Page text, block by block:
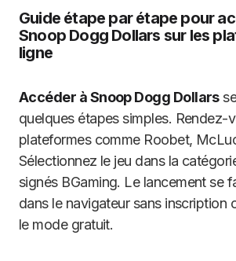
Guide étape par étape pour
Snoop Dogg Dollars sur les
ligne
Accéder à Snoop Dogg Dollars
quelques étapes simples. Rendez-
plateformes comme Roobet,
Sélectionnez le jeu dans la
signés BGaming. Le lancement se
dans le navigateur sans inscription
le mode gratuit.